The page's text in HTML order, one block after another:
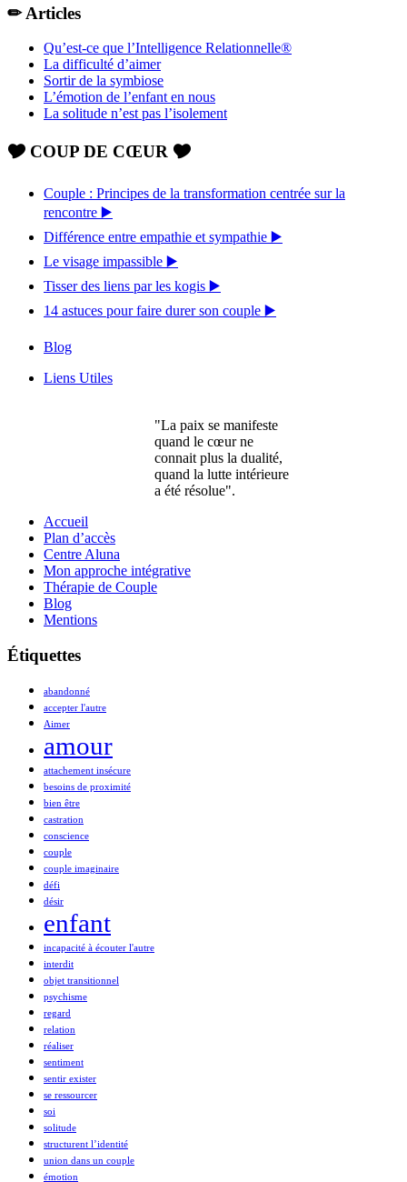
✏ Articles
Qu’est-ce que l’Intelligence Relationnelle®
La difficulté d’aimer
Sortir de la symbiose
L’émotion de l’enfant en nous
La solitude n’est pas l’isolement
🎔 COUP DE CŒUR 🎔
Couple : Principes de la transformation centrée sur la
rencontre ▶️
Différence entre empathie et sympathie ▶️
Le visage impassible ▶️
Tisser des liens par les kogis ▶️
14 astuces pour faire durer son couple ▶️
Blog
Liens Utiles
"La paix se manifeste
quand le cœur ne
connait plus la dualité,
quand la lutte intérieure
a été résolue".
Accueil
Plan d’accès
Centre Aluna
Mon approche intégrative
Thérapie de Couple
Blog
Mentions
Étiquettes
abandonné
accepter l'autre
Aimer
amour
attachement insécure
besoins de proximité
bien être
castration
conscience
couple
couple imaginaire
défi
désir
enfant
incapacité à écouter l'autre
interdit
objet transitionnel
psychisme
regard
relation
réaliser
sentiment
sentir exister
se ressourcer
soi
solitude
structurent l’identité
union dans un couple
émotion